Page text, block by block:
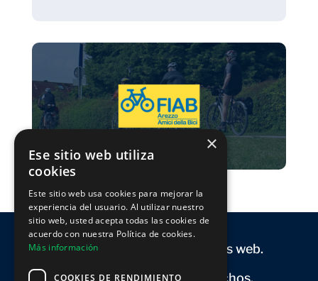
Flexia Web. Diseño de páginas web.
Reservados todos los derechos.
×
Ese sitio web utiliza
cookies
Este sitio web usa cookies para mejorar la
experiencia del usuario. Al utilizar nuestro
sitio web, usted acepta todas las cookies de
acuerdo con nuestra Política de cookies.
Más información
COOKIES DE RENDIMIENTO